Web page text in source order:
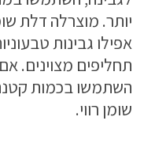
יותר. מוצרלה דלת
אפילו גבינות
תחליפים מצוינים.
השתמשו בכמות קטנה
שומן רווי.